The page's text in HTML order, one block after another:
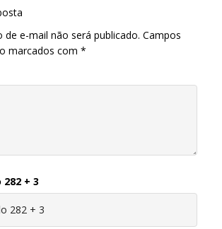
de e-mail não será publicado. Campos
marcados com *
+ 3